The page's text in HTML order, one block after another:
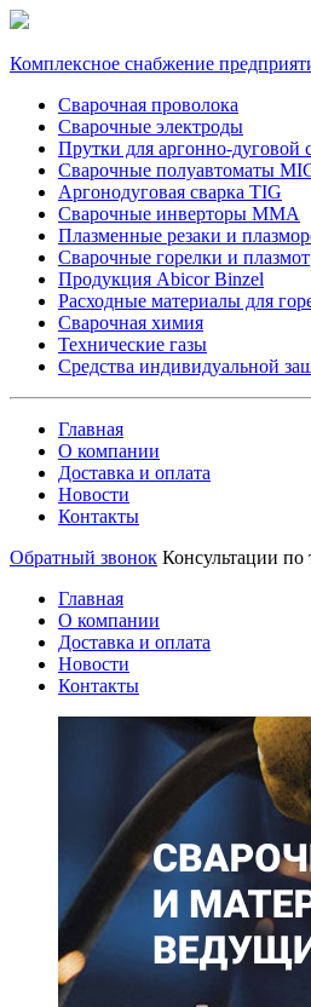
Комплексное снабжение
Сварочная проволока
Сварочные электроды
Прутки для аргонно-дуговой
Сварочные полуавтоматы
Аргонодуговая сварка TIG
Сварочные инверторы MMA
Плазменные резаки и
Сварочные горелки и
Продукция Abicor Binzel
Расходные материалы для
Сварочная химия
Технические газы
Средства индивидуальной
Главная
О компании
Доставка и оплата
Новости
Контакты
Обратный звонок Консультации по
Главная
О компании
Доставка и оплата
Новости
Контакты